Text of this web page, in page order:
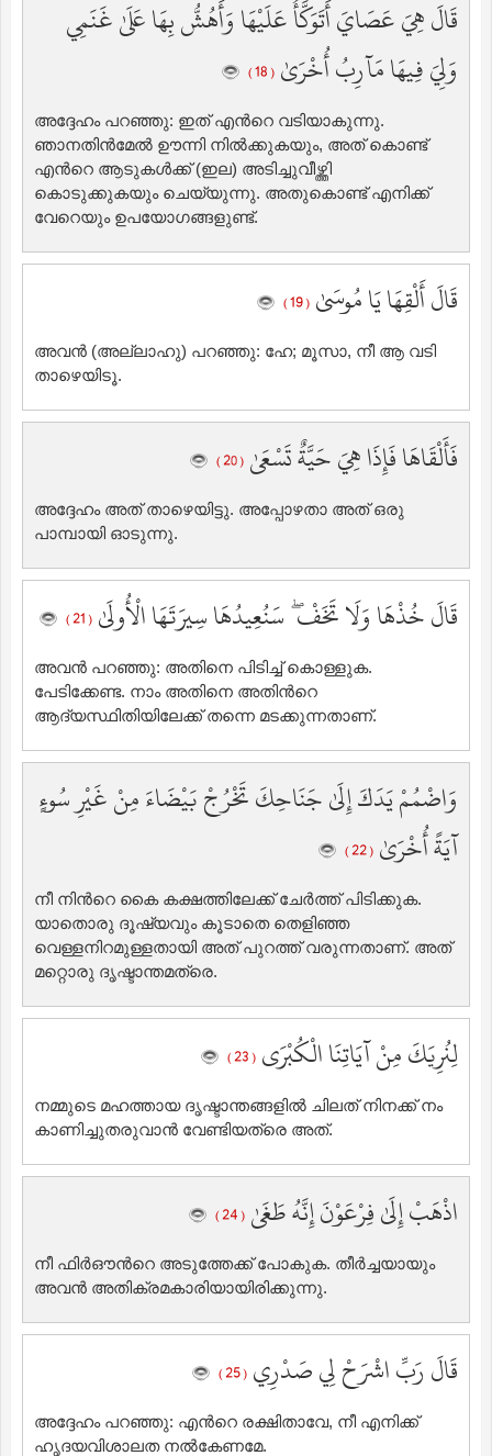
قَالَ هِيَ عَصَايَ أَتَوَكَّأُ عَلَيْهَا وَأَهُشُّ بِهَا عَلَىٰ غَنَمِي
وَلِيَ فِيهَا مَآرِبُ أُخْرَىٰ ( 18 )
അദ്ദേഹം പറഞ്ഞു: ഇത് എന്‍റെ വടിയാകുന്നു.
ഞാനതിന്‍മേല്‍ ഊന്നി നില്‍ക്കുകയും, അത് കൊണ്ട്
എന്‍റെ ആടുകള്‍ക്ക് (ഇല) അടിച്ചുവീഴ്ത്തി
കൊടുക്കുകയും ചെയ്യുന്നു. അതുകൊണ്ട് എനിക്ക്
വേറെയും ഉപയോഗങ്ങളുണ്ട്‌.
قَالَ أَلْقِهَا يَا مُوسَىٰ ( 19 )
അവന്‍ (അല്ലാഹു) പറഞ്ഞു: ഹേ; മൂസാ, നീ ആ വടി
താഴെയിടൂ.
فَأَلْقَاهَا فَإِذَا هِيَ حَيَّةٌ تَسْعَىٰ ( 20 )
അദ്ദേഹം അത് താഴെയിട്ടു. അപ്പോഴതാ അത് ഒരു
പാമ്പായി ഓടുന്നു.
قَالَ خُذْهَا وَلَا تَخَفْ ۖ سَنُعِيدُهَا سِيرَتَهَا الْأُولَىٰ ( 21 )
അവന്‍ പറഞ്ഞു: അതിനെ പിടിച്ച് കൊള്ളുക.
പേടിക്കേണ്ട. നാം അതിനെ അതിന്‍റെ
ആദ്യസ്ഥിതിയിലേക്ക് തന്നെ മടക്കുന്നതാണ്‌.
وَاضْمُمْ يَدَكَ إِلَىٰ جَنَاحِكَ تَخْرُجْ بَيْضَاءَ مِنْ غَيْرِ سُوءٍ
آيَةً أُخْرَىٰ ( 22 )
നീ നിന്‍റെ കൈ കക്ഷത്തിലേക്ക് ചേര്‍ത്ത് പിടിക്കുക.
യാതൊരു ദൂഷ്യവും കൂടാതെ തെളിഞ്ഞ
വെള്ളനിറമുള്ളതായി അത് പുറത്ത് വരുന്നതാണ്‌. അത്
മറ്റൊരു ദൃഷ്ടാന്തമത്രെ.
لِنُرِيَكَ مِنْ آيَاتِنَا الْكُبْرَى ( 23 )
നമ്മുടെ മഹത്തായ ദൃഷ്ടാന്തങ്ങളില്‍ ചിലത് നിനക്ക് നം
കാണിച്ചുതരുവാന്‍ വേണ്ടിയത്രെ അത്‌.
اذْهَبْ إِلَىٰ فِرْعَوْنَ إِنَّهُ طَغَىٰ ( 24 )
നീ ഫിര്‍ഔന്‍റെ അടുത്തേക്ക് പോകുക. തീര്‍ച്ചയായും
അവന്‍ അതിക്രമകാരിയായിരിക്കുന്നു.
قَالَ رَبِّ اشْرَحْ لِي صَدْرِي ( 25 )
അദ്ദേഹം പറഞ്ഞു: എന്‍റെ രക്ഷിതാവേ, നീ എനിക്ക്
ഹൃദയവിശാലത നല്‍കേണമേ.